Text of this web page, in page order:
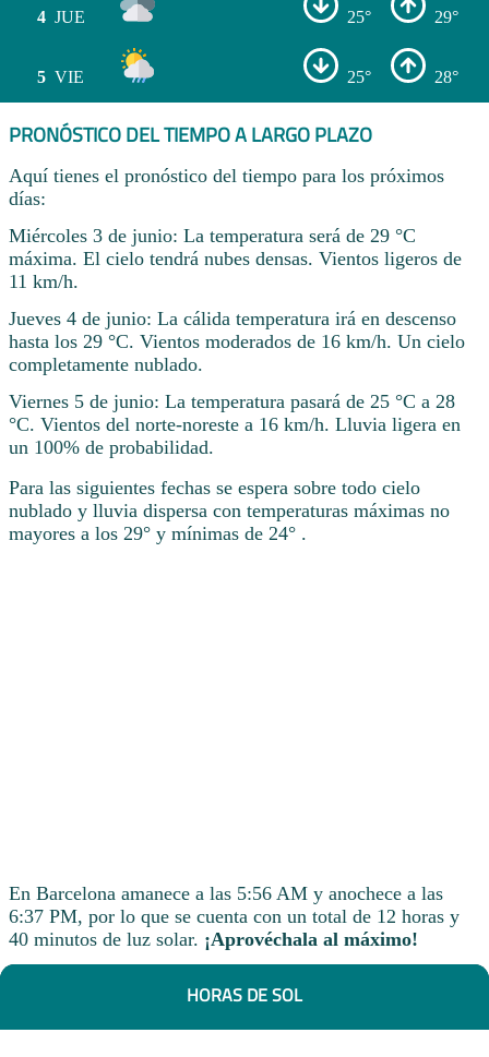
4 JUE 25° 29°
5 VIE 25° 28°
PRONÓSTICO DEL TIEMPO A LARGO PLAZO
Aquí tienes el pronóstico del tiempo para los próximos
días:
Miércoles 3 de junio: La temperatura será de 29 °C
máxima. El cielo tendrá nubes densas. Vientos ligeros de
11 km/h.
Jueves 4 de junio: La cálida temperatura irá en descenso
hasta los 29 °C. Vientos moderados de 16 km/h. Un cielo
completamente nublado.
Viernes 5 de junio: La temperatura pasará de 25 °C a 28
°C. Vientos del norte-noreste a 16 km/h. Lluvia ligera en
un 100% de probabilidad.
Para las siguientes fechas se espera sobre todo cielo
nublado y lluvia dispersa con temperaturas máximas no
mayores a los 29° y mínimas de 24° .
En Barcelona amanece a las 5:56 AM y anochece a las
6:37 PM, por lo que se cuenta con un total de 12 horas y
40 minutos de luz solar. ¡Aprovéchala al máximo!
HORAS DE SOL